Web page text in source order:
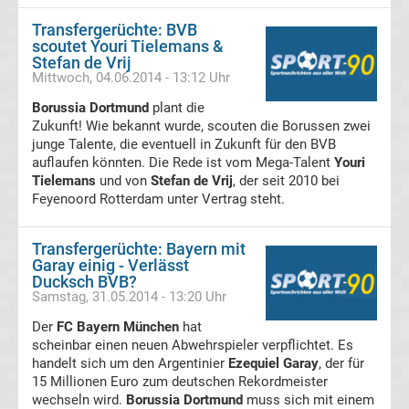
Kiel
Transfergerüchte
Karlsruher
SC
Transfergerüchte
Kickers
Offenbach
Transfergerüchte
Transfergerüchte: BVB
scoutet Youri Tielemans &
Stefan de Vrij
Mittwoch, 04.06.2014 - 13:12 Uhr
Borussia Dortmund plant die
Zukunft! Wie bekannt wurde, scouten die Borussen zwei
junge Talente, die eventuell in Zukunft für den BVB
auflaufen könnten. Die Rede ist vom Mega-Talent Youri
Tielemans und von Stefan de Vrij, der seit 2010 bei
Feyenoord Rotterdam unter Vertrag steht.
Transfergerüchte: Bayern mit
Garay einig - Verlässt
Ducksch BVB?
Samstag, 31.05.2014 - 13:20 Uhr
Der FC Bayern München hat
scheinbar einen neuen Abwehrspieler verpflichtet. Es
handelt sich um den Argentinier Ezequiel Garay, der für
15 Millionen Euro zum deutschen Rekordmeister
wechseln wird. Borussia Dortmund muss sich mit einem